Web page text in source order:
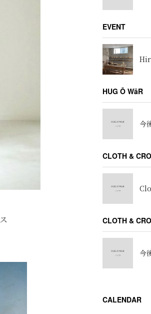
EVENT
HUG Ō WäR
今
CLOTH &
CLOTH &
今
CALENDAR